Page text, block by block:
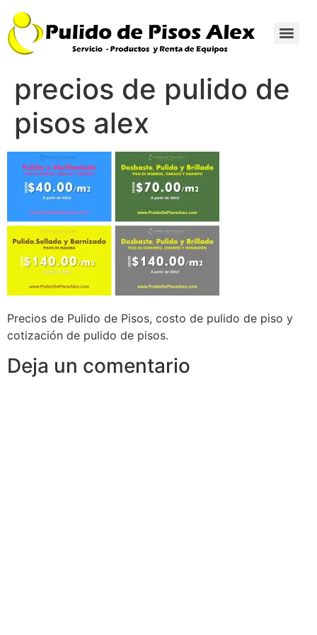
precios de pulido de
pisos alex
Precios de Pulido de Pisos, costo de pulido de piso y
cotización de pulido de pisos.
Deja un comentario